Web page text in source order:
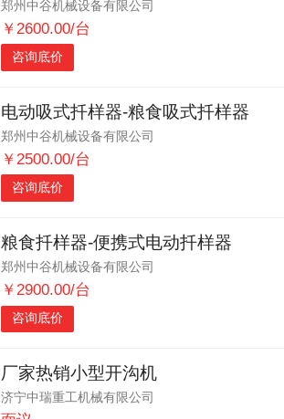
郑州中谷机械设备有限公司
￥2600.00/台
咨询底价
电动吸式扦样器-粮食吸式扦样器
郑州中谷机械设备有限公司
￥2500.00/台
咨询底价
粮食扦样器-便携式电动扦样器
郑州中谷机械设备有限公司
￥2900.00/台
咨询底价
厂家热销小型开沟机
济宁中瑞重工机械有限公司